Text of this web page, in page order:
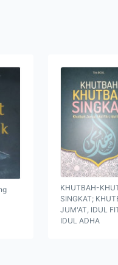
KHUTBAH-
SINGKAT;
JUM'AT, IDUL
IDUL ADHA